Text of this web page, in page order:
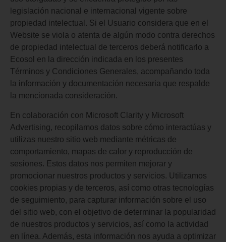
legislación nacional e internacional vigente sobre
propiedad intelectual. Si el Usuario considera que en el
Website se viola o atenta de algún modo contra derechos
de propiedad intelectual de terceros deberá notificarlo a
Ecosol en la dirección indicada en los presentes
Términos y Condiciones Generales, acompañando toda
la información y documentación necesaria que respalde
la mencionada consideración.
En colaboración con Microsoft Clarity y Microsoft
Advertising, recopilamos datos sobre cómo interactúas y
utilizas nuestro sitio web mediante métricas de
comportamiento, mapas de calor y reproducción de
sesiones. Estos datos nos permiten mejorar y
promocionar nuestros productos y servicios. Utilizamos
cookies propias y de terceros, así como otras tecnologías
de seguimiento, para capturar información sobre el uso
del sitio web, con el objetivo de determinar la popularidad
de nuestros productos y servicios, así como la actividad
en línea. Además, esta información nos ayuda a optimizar